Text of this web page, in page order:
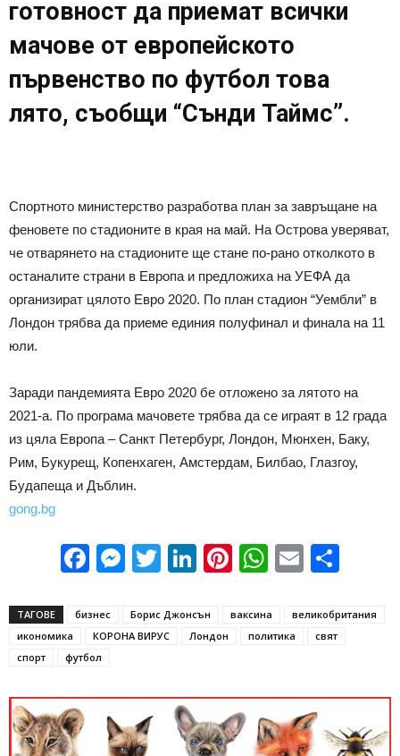
готовност да приемат всички
мачове от европейското
първенство по футбол това
лято, съобщи “Сънди Таймс”.
Спортното министерство разработва план за завръщане на
феновете по стадионите в края на май. На Острова уверяват,
че отварянето на стадионите ще стане по-рано отколкото в
останалите страни в Европа и предложиха на УЕФА да
организират цялото Евро 2020. По план стадион “Уембли” в
Лондон трябва да приеме единия полуфинал и финала на 11
юли.
Заради пандемията Евро 2020 бе отложено за лятото на
2021-а. По програма мачовете трябва да се играят в 12 града
из цяла Европа – Санкт Петербург, Лондон, Мюнхен, Баку,
Рим, Букурещ, Копенхаген, Амстердам, Билбао, Глазгоу,
Будапеща и Дъблин.
gong.bg
Facebook
Messenger
Twitter
LinkedIn
Pinterest
WhatsApp
Email
ТАГОВЕ бизнес Борис Джонсън ваксина
великобритания
икономика
КОРОНА ВИРУС Лондон политика
свят
спорт
футбол